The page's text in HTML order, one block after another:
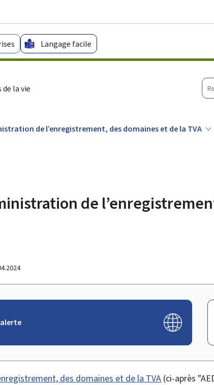
Langage facile
la vie
sur
site
de l’enregistrement, des domaines et de la TVA
de
des domaines et de la TVA (ci-après